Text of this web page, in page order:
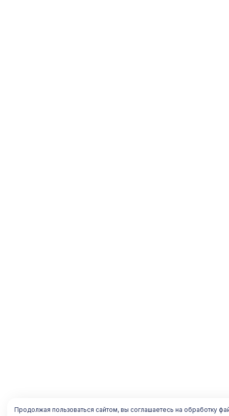
Продолжая пользоваться сайтом, вы соглашаетесь на обработку